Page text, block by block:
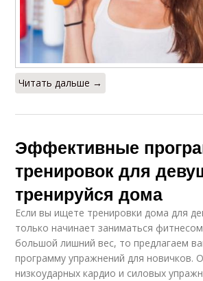
Читать дальше →
Эффективные
тренировок для
тренируйся дома
Если вы ищете тренировки дома для
только начинает заниматься
большой лишний вес, то предлагаем
программу упражнений для новичков.
низкоударных кардио и силовых